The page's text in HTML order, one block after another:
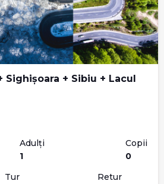
Sighișoara + Sibiu + Lacul
Adulți
1
Copii
0
Tur
Retur